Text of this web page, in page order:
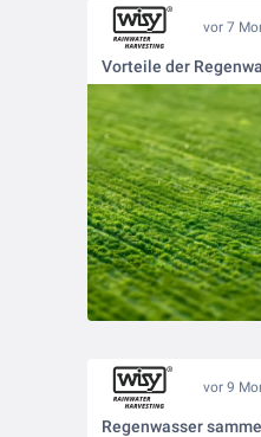
vor 7
Vorteile der
vor 9
Regenwasser